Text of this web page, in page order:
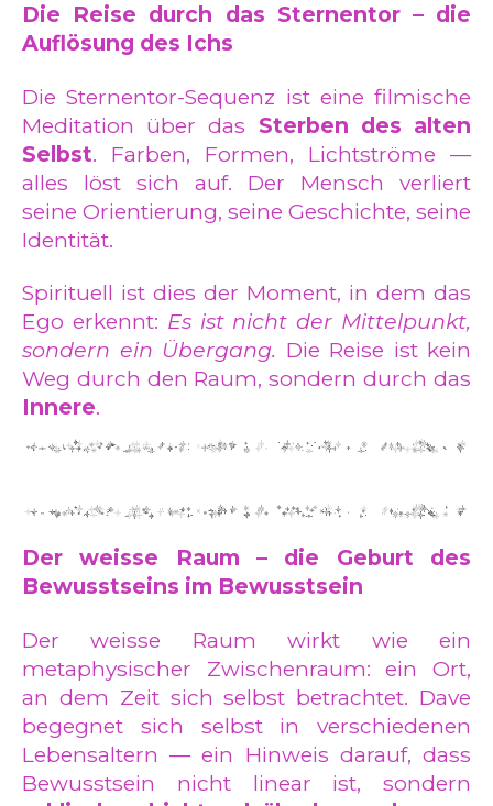
Die Reise durch das Sternentor – die
Auflösung des Ichs
Die Sternentor-Sequenz ist eine filmische
Meditation über das Sterben des alten
Selbst. Farben, Formen, Lichtströme —
alles löst sich auf. Der Mensch verliert
seine Orientierung, seine Geschichte, seine
Identität.
Spirituell ist dies der Moment, in dem das
Ego erkennt: Es ist nicht der Mittelpunkt,
sondern ein Übergang. Die Reise ist kein
Weg durch den Raum, sondern durch das
Innere.
Der weisse Raum – die Geburt des
Bewusstseins im Bewusstsein
Der weisse Raum wirkt wie ein
metaphysischer Zwischenraum: ein Ort,
an dem Zeit sich selbst betrachtet. Dave
begegnet sich selbst in verschiedenen
Lebensaltern — ein Hinweis darauf, dass
Bewusstsein nicht linear ist, sondern